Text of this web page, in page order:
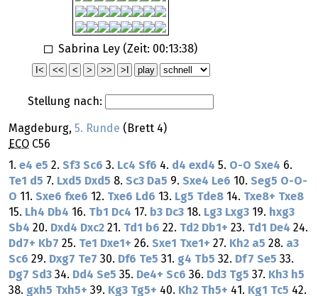
Sabrina Ley (Zeit: 00:13:38)
Stellung nach:
Magdeburg, 5. Runde (Brett 4)
ECO C56
1. e4 e5 2. Sf3 Sc6 3. Lc4 Sf6 4. d4 exd4 5. O-O Sxe4 6.
Te1 d5 7. Lxd5 Dxd5 8. Sc3 Da5 9. Sxe4 Le6 10. Seg5 O-O-
O 11. Sxe6 fxe6 12. Txe6 Ld6 13. Lg5 Tde8 14. Txe8+ Txe8
15. Lh4 Db4 16. Tb1 Dc4 17. b3 Dc3 18. Lg3 Lxg3 19. hxg3
Sb4 20. Dxd4 Dxc2 21. Td1 b6 22. Td2 Db1+ 23. Td1 De4 24.
Dd7+ Kb7 25. Te1 Dxe1+ 26. Sxe1 Txe1+ 27. Kh2 a5 28. a3
Sc6 29. Dxg7 Te7 30. Df6 Te5 31. g4 Tb5 32. Df7 Se5 33.
Dg7 Sd3 34. Dd4 Se5 35. De4+ Sc6 36. Dd3 Tg5 37. Kh3 h5
38. gxh5 Txh5+ 39. Kg3 Tg5+ 40. Kh2 Th5+ 41. Kg1 Tc5 42.